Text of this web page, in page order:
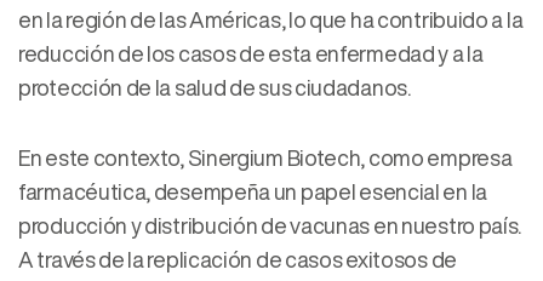
en la región de las Américas, lo que ha contribuido a la
reducción de los casos de esta enfermedad y a la
protección de la salud de sus ciudadanos.
En este contexto, Sinergium Biotech, como empresa
farmacéutica, desempeña un papel esencial en la
producción y distribución de vacunas en nuestro país.
A través de la replicación de casos exitosos de